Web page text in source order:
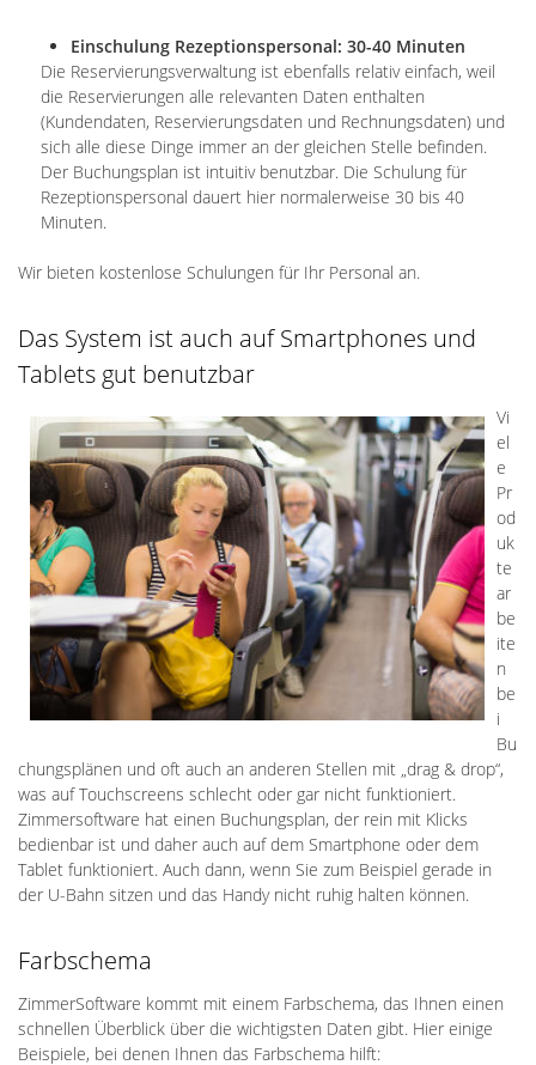
Einschulung Rezeptionspersonal: 30-40 Minuten
Die Reservierungsverwaltung ist ebenfalls relativ einfach, weil
die Reservierungen alle relevanten Daten enthalten
(Kundendaten, Reservierungsdaten und Rechnungsdaten) und
sich alle diese Dinge immer an der gleichen Stelle befinden.
Der Buchungsplan ist intuitiv benutzbar. Die Schulung für
Rezeptionspersonal dauert hier normalerweise 30 bis 40
Minuten.
Wir bieten kostenlose Schulungen für Ihr Personal an.
Das System ist auch auf Smartphones und
Tablets gut benutzbar
Vi
el
e
Pr
od
uk
te
ar
be
ite
n
be
i
Bu
chungsplänen und oft auch an anderen Stellen mit „drag & drop“,
was auf Touchscreens schlecht oder gar nicht funktioniert.
Zimmersoftware hat einen Buchungsplan, der rein mit Klicks
bedienbar ist und daher auch auf dem Smartphone oder dem
Tablet funktioniert. Auch dann, wenn Sie zum Beispiel gerade in
der U-Bahn sitzen und das Handy nicht ruhig halten können.
Farbschema
ZimmerSoftware kommt mit einem Farbschema, das Ihnen einen
schnellen Überblick über die wichtigsten Daten gibt. Hier einige
Beispiele, bei denen Ihnen das Farbschema hilft: